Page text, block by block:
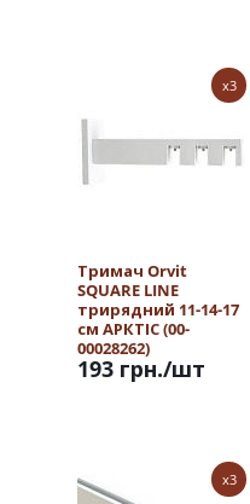
x3
Тримач Orvit
SQUARE LINE
трирядний 11-14-17
см АРКТІС (00-
00028262)
193 грн./шт
x3